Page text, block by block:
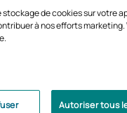
de cookies sur votre
à nos efforts marketing.
Autoriser tous